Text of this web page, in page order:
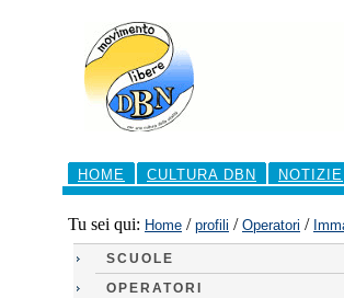
contenuti.
navigazione
Sezioni
HOME
CULTURA DBN NOTIZIE
Tu sei qui: Home / profili / Operatori /
SCUOLE
OPERATORI